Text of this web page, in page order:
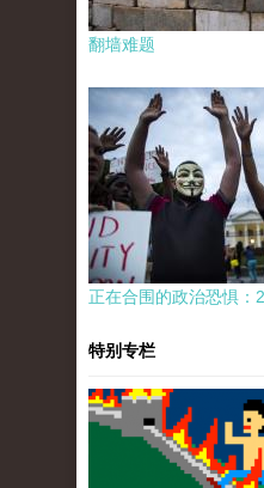
翻墙难题
正在合围的政治恐惧：
特别专栏